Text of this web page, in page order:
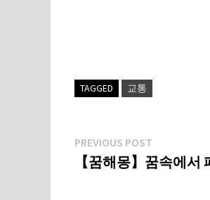
TAGGED 교통
글
탐
PREVIOUS POST
post:
【꿈해몽】꿈속에서